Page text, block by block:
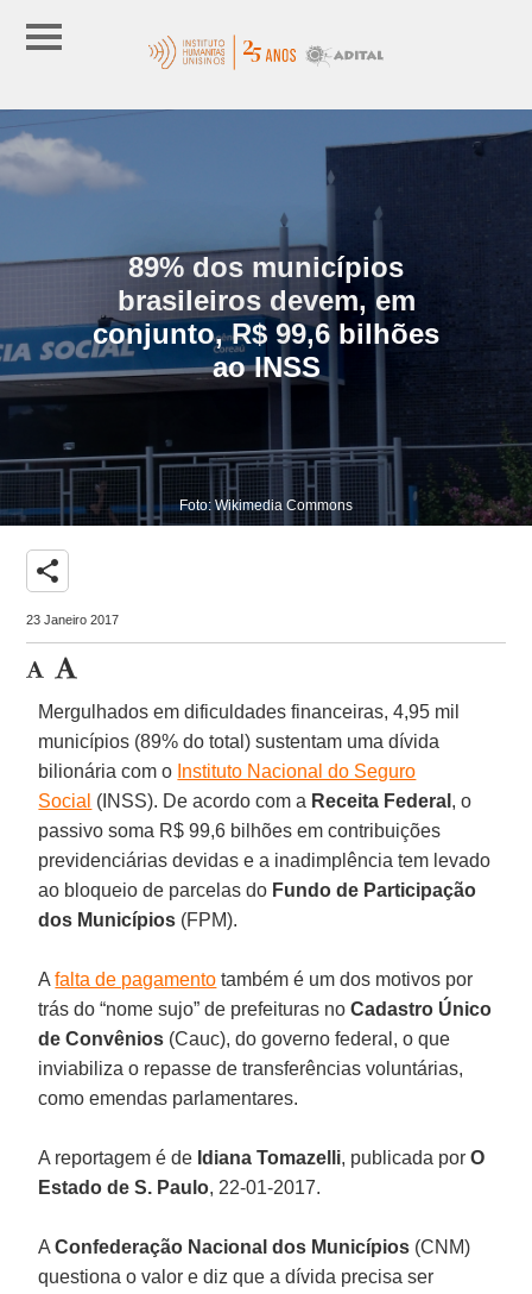
89% dos municípios
brasileiros devem, em
conjunto, R$ 99,6 bilhões
ao INSS
Foto: Wikimedia Commons
share
23 Janeiro 2017
Mergulhados em dificuldades financeiras, 4,95 mil
municípios (89% do total) sustentam uma dívida
bilionária com o Instituto Nacional do Seguro
Social (INSS). De acordo com a Receita Federal , o
passivo soma R$ 99,6 bilhões em contribuições
previdenciárias devidas e a inadimplência tem levado
ao bloqueio de parcelas do Fundo de Participação
dos Municípios (FPM).
Afalta de pagamento também é um dos motivos por
trás do “nome sujo” de prefeituras noCadastro Único
de Convênios (Cauc), do governo federal, o que
inviabiliza o repasse de transferências voluntárias,
como emendas parlamentares.
A reportagem é de Idiana Tomazelli, publicada porO
Estado de S. Paulo, 22-01-2017.
AConfederação Nacional dos Municípios (CNM)
questiona o valor e diz que a dívida precisa ser